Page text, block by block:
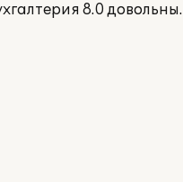
8.0 довольны.